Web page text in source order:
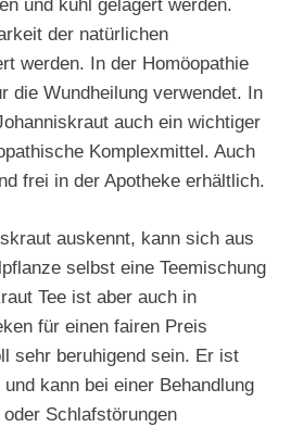
und kühl gelagert werden.
der natürlichen
werden. In der Homöopathie
die Wundheilung verwendet. In
auch ein wichtiger
Komplexmittel. Auch
frei in der Apotheke erhältlich.
auskennt, kann sich aus
selbst eine Teemischung
Tee ist aber auch in
für einen fairen Preis
sehr beruhigend sein. Er ist
kann bei einer Behandlung
Schlafstörungen